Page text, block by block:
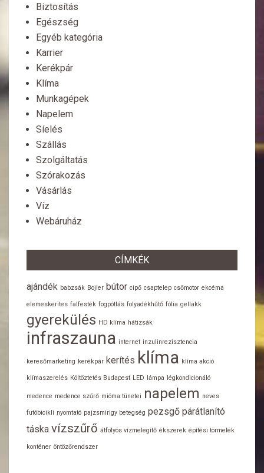
Biztosítás
Egészség
Egyéb kategória
Karrier
Kerékpár
Klíma
Munkagépek
Napelem
Síelés
Szállás
Szolgáltatás
Szórakozás
Vásárlás
Víz
Webáruház
CÍMKÉK
ajándék babzsák Bojler bútor cipő csaptelep csőmotor ekcéma
elemeskerites falfesték fogpótlás folyadékhűtő fólia gellakk
gyerekülés HD klíma hátizsák
infraszauna internet inzulinrezisztencia
keresőmarketing kerékpár kerítés klíma klíma akció
klímaszerelés Költöztetés Budapest LED lámpa légkondicionáló
medence medence szűrő mióma tünetei napelem neves
futóbicikli nyomtató pajzsmirigy betegség pezsgő párátlanító
táska vízszűrő átfolyós vízmelegítő ékszerek építési törmelék
konténer öntözőrendszer